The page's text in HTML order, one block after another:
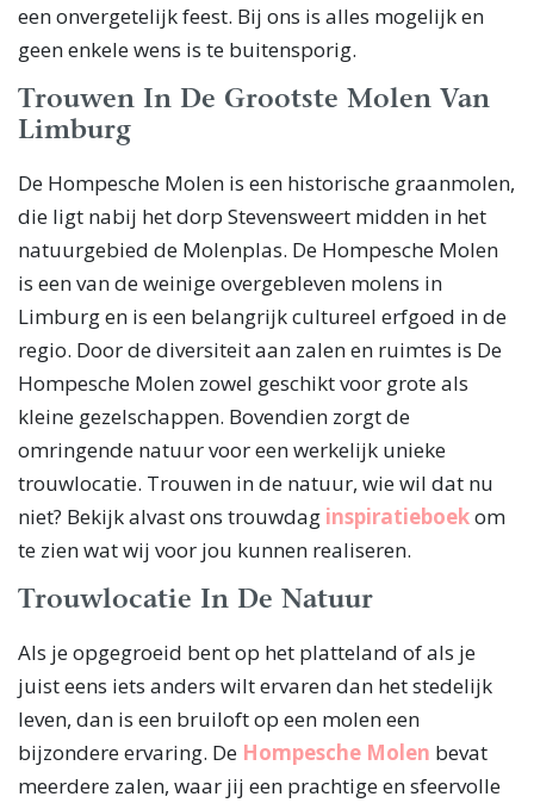
een onvergetelijk feest. Bij ons is alles mogelijk en
geen enkele wens is te buitensporig.
Trouwen In De Grootste Molen Van
Limburg
De Hompesche Molen is een historische graanmolen,
die ligt nabij het dorp Stevensweert midden in het
natuurgebied de Molenplas. De Hompesche Molen
is een van de weinige overgebleven molens in
Limburg en is een belangrijk cultureel erfgoed in de
regio. Door de diversiteit aan zalen en ruimtes is De
Hompesche Molen zowel geschikt voor grote als
kleine gezelschappen. Bovendien zorgt de
omringende natuur voor een werkelijk unieke
trouwlocatie. Trouwen in de natuur, wie wil dat nu
niet? Bekijk alvast ons trouwdag inspiratieboekom
te zien wat wij voor jou kunnen realiseren.
Trouwlocatie In De Natuur
Als je opgegroeid bent op het platteland of als je
juist eens iets anders wilt ervaren dan het stedelijk
leven, dan is een bruiloft op een molen een
bijzondere ervaring. De Hompesche Molen bevat
meerdere zalen, waar jij een prachtige en sfeervolle